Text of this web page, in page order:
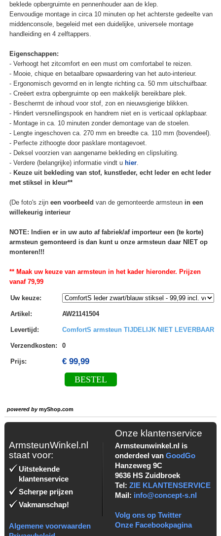
beklede opbergruimte en pennenhouder aan de klep.
Eenvoudige montage in circa 10 minuten op het achterste gedeelte van
middenconsole, begeleid met een duidelijke, universele montage
handleiding en 4 zelftappers.
Eigenschappen:
- Verhoogt het zitcomfort en een must om comfortabel te reizen.
- Mooie, chique en betaalbare opwaardering van het auto-interieur.
- Ergonomisch gevormd en in lengte richting ca. 50 mm uitschuifbaar.
- Creëert extra opbergruimte op een makkelijk bereikbare plek.
- Beschermt de inhoud voor stof, zon en nieuwsgierige blikken.
- Hindert versnellingspook en handrem niet en is verticaal opklapbaar.
- Montage in ca. 10 minuten zonder demontage van de stoelen.
- Lengte ingeschoven ca. 270 mm en breedte ca. 110 mm (bovendeel).
- Perfecte zithoogte door pasklare montagevoet.
- Deksel voorzien van aangename bekleding en clipsluiting.
- Verdere (belangrijke) informatie vindt u hier.
- Keuze uit bekleding van stof, kunstleder, echt leder en echt leder
met stiksel in kleur**
(De foto's zijn een voorbeeld van de gemonteerde armsteun in een
willekeurig interieur
NOTE: Indien er in uw auto af fabriek/af importeur een (te korte)
armsteun gemonteerd is dan kunt u onze armsteun daar NIET op
monteren!!!
** Maak uw keuze van armsteun in het kader hieronder. Prijzen
vanaf 79,99
Uw keuze:
Artikel : AW21141504
Levertijd : ComfortS armsteun TIJDELIJK NIET LEVERBAAR
Verzendkosten: 0
Prijs: € 99,99
BESTEL
powered bymyShop.com
ArmsteunWinkel.nl
staat voor:
Uitstekende
klantenservice
Scherpe prijzen
Vakmanschap!
Algemene voorwaarden
Onze klantenservice
Armsteunwinkel.nl is
onderdeel van GoodGo
Hanzeweg 9C
9636 HS Zuidbroek
Tel: ZIE KLANTENSERVICE
Mail: info@concept-s.nl
Volg ons op Twitter
Onze Facebookpagina